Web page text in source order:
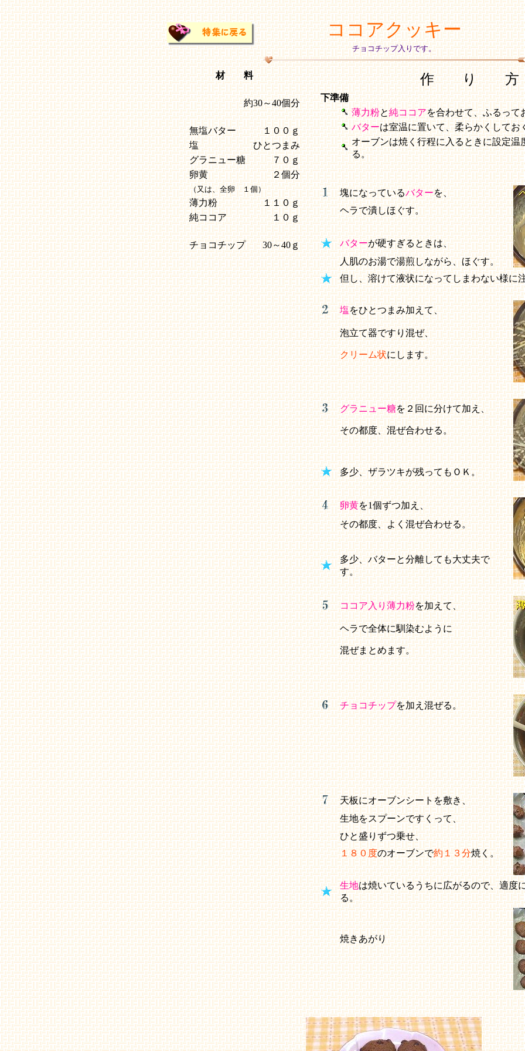
ココアクッキー
チョコチップ入りです。
材 料
約30～40個分
無塩バター
１００ｇ
塩
ひとつまみ
グラニュー糖
７０ｇ
卵黄
２個分
（又は、全卵 １個）
薄力粉
１１０ｇ
純ココア
１０ｇ
チョコチップ 30～40ｇ
作 り 方
下準備
薄力粉と純ココアを合わせて、ふるって
バターは室温に置いて、柔らかくしてお
オーブンは焼く行程に入るときに設定温
る。
塊になっているバターを、
ヘラで潰しほぐす。
バターが硬すぎるときは、
人肌のお湯で湯煎しながら、ほぐす。
但し、溶けて液状になってしまわない様に
塩をひとつまみ加えて、
泡立て器ですり混ぜ、
クリーム状にします。
グラニュー糖を２回に分けて加え、
その都度、混ぜ合わせる。
多少、ザラツキが残ってもＯＫ。
卵黄を1個ずつ加え、
その都度、よく混ぜ合わせる。
多少、バターと分離しても大丈夫で
す。
ココア入り薄力粉を加えて、
ヘラで全体に馴染むように
混ぜまとめます。
チョコチップを加え混ぜる。
天板にオーブンシートを敷き、
生地をスプーンですくって、
ひと盛りずつ乗せ、
１８０度のオーブンで約１３分焼く。
生地は焼いているうちに広がるので、適度
る。
焼きあがり